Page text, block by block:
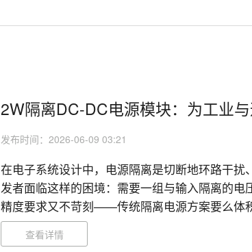
2W隔离DC-DC电源模块：为工业
发布时间：2026-06-09 03:21
在电子系统设计中，电源隔离是切断地环路干
发者面临这样的困境：需要一组与输入隔离的
精度要求又不苛刻——传统隔离电源方案要么体
限公司推出的HLK-F_XT-2WR3系列定电压输入
痛点而生。
查看详情